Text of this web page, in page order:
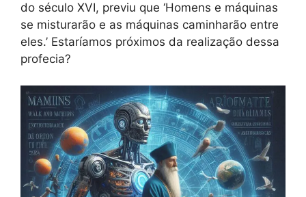
do século XVI, previu que ‘Homens e máquinas
se misturarão e as máquinas caminharão entre
eles.’ Estaríamos próximos da realização dessa
profecia?